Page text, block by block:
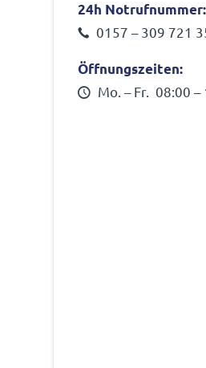
24h Notruf­nummer:
0157 – 309 721
Öffnungs­zeiten:
Mo. – Fr. 08:00 –